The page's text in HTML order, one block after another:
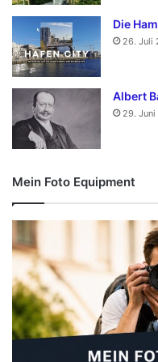
Die
26. Juli
Albert
29.
Mein Foto Equipment